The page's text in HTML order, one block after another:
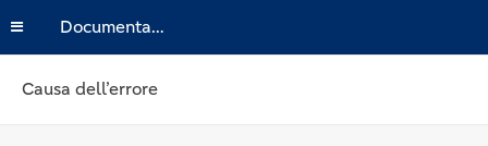
Documentazione
Causa dell’errore